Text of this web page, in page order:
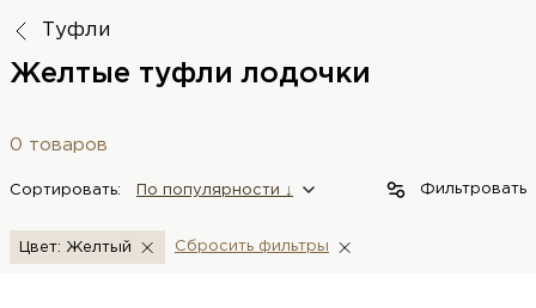
Туфли
Желтые туфли лодочки
0 товаров
Сортировать: По популярности ↓ Фильтровать
Цвет: Желтый Сбросить фильтры